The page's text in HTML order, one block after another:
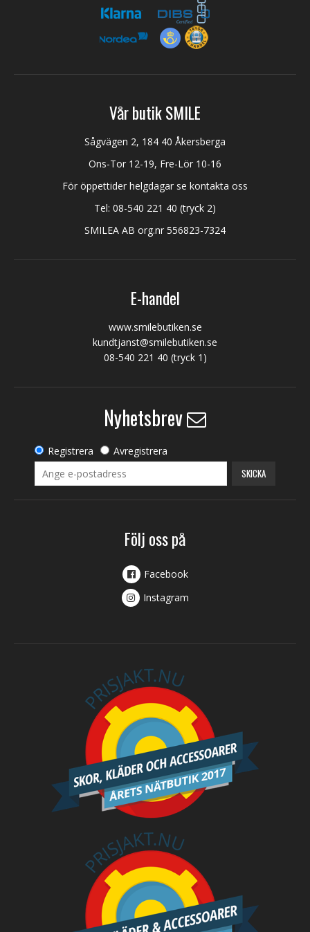
Vår butik SMILE
Sågvägen 2, 184 40 Åkersberga
Ons-Tor 12-19, Fre-Lör 10-16
För öppettider helgdagar se kontakta oss
Tel: 08-540 221 40 (tryck 2)
SMILEA AB org.nr 556823-7324
E-handel
www.smilebutiken.se
kundtjanst@smilebutiken.se
08-540 221 40 (tryck 1)
Nyhetsbrev
Registrera Avregistrera
SKICKA
Följ oss på
Facebook
Instagram